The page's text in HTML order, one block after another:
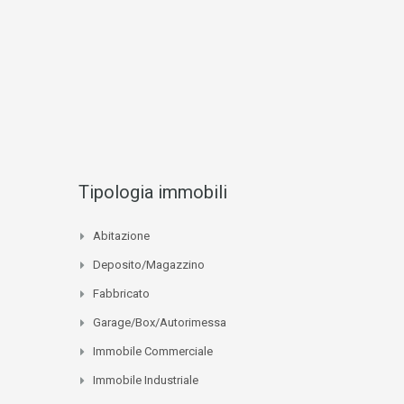
Tipologia immobili
Abitazione
Deposito/Magazzino
Fabbricato
Garage/Box/Autorimessa
Immobile Commerciale
Immobile Industriale